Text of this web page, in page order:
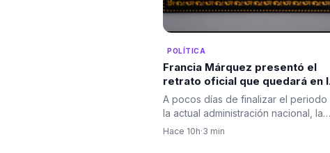
POLÍTICA
Francia Márquez presentó el
retrato oficial que quedará en
Casa Vicepresidencial al cierre
de su mandato
A pocos días de finalizar el periodo
la actual administración nacional, la
vicepresidenta…
Hace 10h·3 min